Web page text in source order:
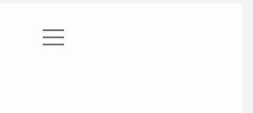
Gizlilik Politikası
menüyü
aç